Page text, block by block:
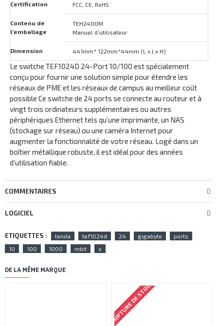
Certification FCC, CE, RoHS
Contenu de
l’emballage
TEH2400M
Manuel d’utilisateur
Dimension 441mm* 122mm*44mm (L x l x H)
Le switche TEF1024D 24-Port 10/100 est spécialement
conçu pour fournir une solution simple pour étendre les
réseaux de PME et les réseaux de campus au meilleur coût
possible Ce switche de 24 ports se connecte au routeur et à
vingt trois ordinateurs supplémentaires ou autres
périphériques Ethernet tels qu’une imprimante, un NAS
(stockage sur réseau) ou une caméra Internet pour
augmenter la fonctionnalité de votre réseau. Logé dans un
boîtier métallique robuste, il est idéal pour des années
d’utilisation fiable.
COMMENTAIRES
LOGICIEL
ETIQUETTES : tenda tef1024d 24 gigabyte
ports
10
100 1000 mbit s
DE LA MÊME MARQUE
RUPTURE DE STOCK